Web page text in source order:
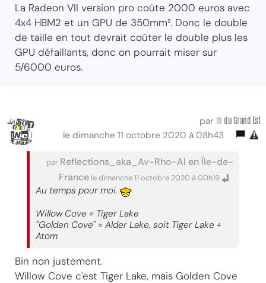
La Radeon VII version pro coûte 2000 euros avec
4x4 HBM2 et un GPU de 350mm². Donc le double
de taille en tout devrait coûter le double plus les
GPU défaillants, donc on pourrait miser sur
5/6000 euros.
par m du Grand Est
le dimanche 11 octobre 2020 à 08h43
par Reflections_aka_Av-Rho-Al en Île-de-
France le dimanche 11 octobre 2020 à 00h19
Au temps pour moi.
Willow Cove = Tiger Lake
"Golden Cove" = Alder Lake, soit Tiger Lake +
Atom
Bin non justement.
Willow Cove c'est Tiger Lake, mais Golden Cove